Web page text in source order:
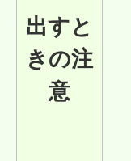
出すと
きの注
意